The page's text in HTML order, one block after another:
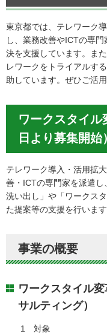
東京都では、テレワーク
し、業務改善やICTの専
決を支援しています。ま
レワークをトライアルす
助しています。ぜひご活用
ワークスタイ
日より募集開始）
テレワーク導入・活用拡
善・ICTの専門家を派遣
洗い出し」や「ワークス
た提案等の支援を行いま
事業の概要
ワークスタイル
サルティング）
1 対象